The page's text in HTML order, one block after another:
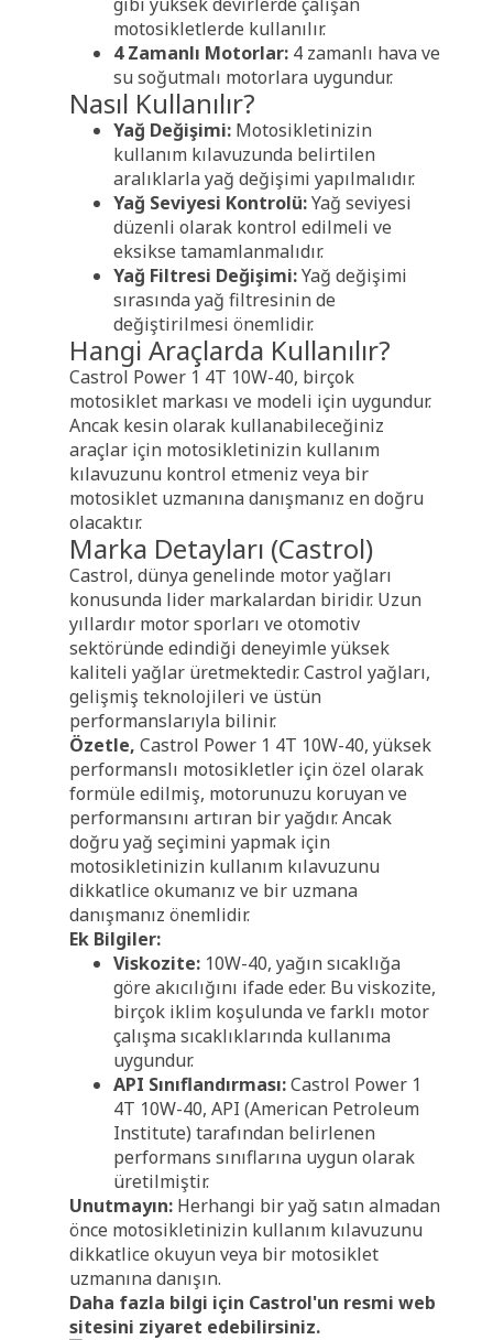
motosikletlerde kullanılır.
4 Zamanlı Motorlar: 4 zamanlı hava ve
su soğutmalı motorlara uygundur.
Nasıl Kullanılır?
Yağ Değişimi: Motosikletinizin
kullanım kılavuzunda belirtilen
aralıklarla yağ değişimi yapılmalıdır.
Yağ Seviyesi Kontrolü:Yağ seviyesi
düzenli olarak kontrol edilmeli ve
eksikse tamamlanmalıdır.
Yağ Filtresi Değişimi:Yağ değişimi
sırasında yağ filtresinin de
değiştirilmesi önemlidir.
Hangi Araçlarda Kullanılır?
Castrol Power 1 4T 10W-40, birçok
motosiklet markası ve modeli için uygundur.
Ancak kesin olarak kullanabileceğiniz
araçlar için motosikletinizin kullanım
kılavuzunu kontrol etmeniz veya bir
motosiklet uzmanına danışmanız en doğru
olacaktır.
Marka Detayları (Castrol)
Castrol, dünya genelinde motor yağları
konusunda lider markalardan biridir. Uzun
yıllardır motor sporları ve otomotiv
sektöründe edindiği deneyimle yüksek
kaliteli yağlar üretmektedir. Castrol yağları,
gelişmiş teknolojileri ve üstün
performanslarıyla bilinir.
Özetle, Castrol Power 1 4T 10W-40, yüksek
performanslı motosikletler için özel olarak
formüle edilmiş, motorunuzu koruyan ve
performansını artıran bir yağdır. Ancak
doğru yağ seçimini yapmak için
motosikletinizin kullanım kılavuzunu
dikkatlice okumanız ve bir uzmana
danışmanız önemlidir.
Ek Bilgiler:
Viskozite: 10W-40, yağın sıcaklığa
göre akıcılığını ifade eder. Bu viskozite,
birçok iklim koşulunda ve farklı motor
çalışma sıcaklıklarında kullanıma
uygundur.
API Sınıflandırması:Castrol Power 1
4T 10W-40, API (American Petroleum
Institute) tarafından belirlenen
performans sınıflarına uygun olarak
üretilmiştir.
Unutmayın: Herhangi bir yağ satın almadan
önce motosikletinizin kullanım kılavuzunu
dikkatlice okuyun veya bir motosiklet
uzmanına danışın.
Daha fazla bilgi için Castrol'un resmi web
sitesini ziyaret edebilirsiniz.